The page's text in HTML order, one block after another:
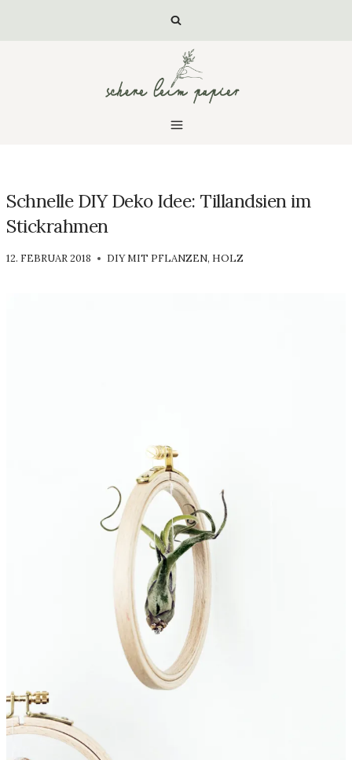
Schnelle DIY Deko Idee: Tillandsien im
Stickrahmen
VON
12. FEBRUAR 2018 DIY MIT PFLANZEN, HOLZ